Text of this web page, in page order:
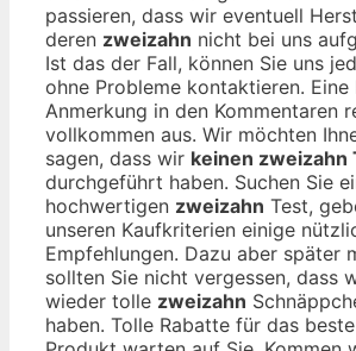
passieren, dass wir eventuell
deren zweizahn nicht bei uns
Ist das der Fall, können Sie uns
ohne Probleme kontaktieren. Eine
Anmerkung in den Kommentaren
vollkommen aus. Wir möchten
sagen, dass wir keinen zweizahn
durchgeführt haben. Suchen Sie
hochwertigen zweizahn Test,
unseren Kaufkriterien einige
Empfehlungen. Dazu aber später
sollten Sie nicht vergessen, dass
wieder tolle zweizahn
haben. Tolle Rabatte für das beste